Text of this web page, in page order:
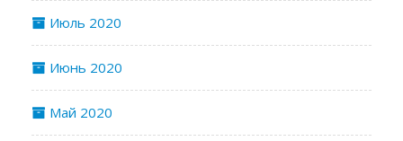
Июль 2020
Июнь 2020
Май 2020